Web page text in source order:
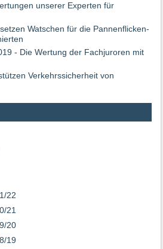
unserer Experten für
Watschen für die Pannenflicken-
- Die Wertung der Fachjuroren mit
Verkehrssicherheit von
22
21
20
19